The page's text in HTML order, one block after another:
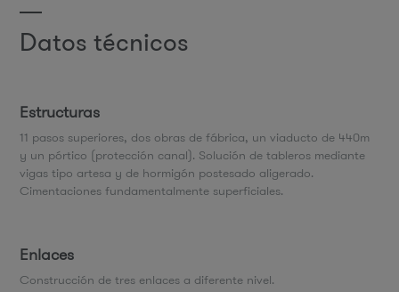
Datos técnicos
Estructuras
11 pasos superiores, dos obras de fábrica, un viaducto de 440m
y un pórtico (protección canal). Solución de tableros mediante
vigas tipo artesa y de hormigón postesado aligerado.
Cimentaciones fundamentalmente superficiales.
Enlaces
Construcción de tres enlaces a diferente nivel.